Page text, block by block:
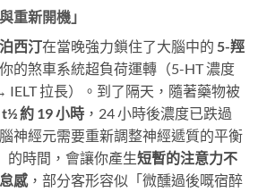
重新開機」
西汀在當晚強力鎖住了大腦中的 5-羥
你的煞車系統超負荷運轉（5-HT 濃度
拉長）。到了隔天，隨著藥物被
t½ 約 19 小時 ，24 小時後濃度已跌過
神經元需要重新調整神經遞質的平衡
時間，會讓你產生短暫的注意力不
感 ，部分客形容似「微醺過後嘅宿醉